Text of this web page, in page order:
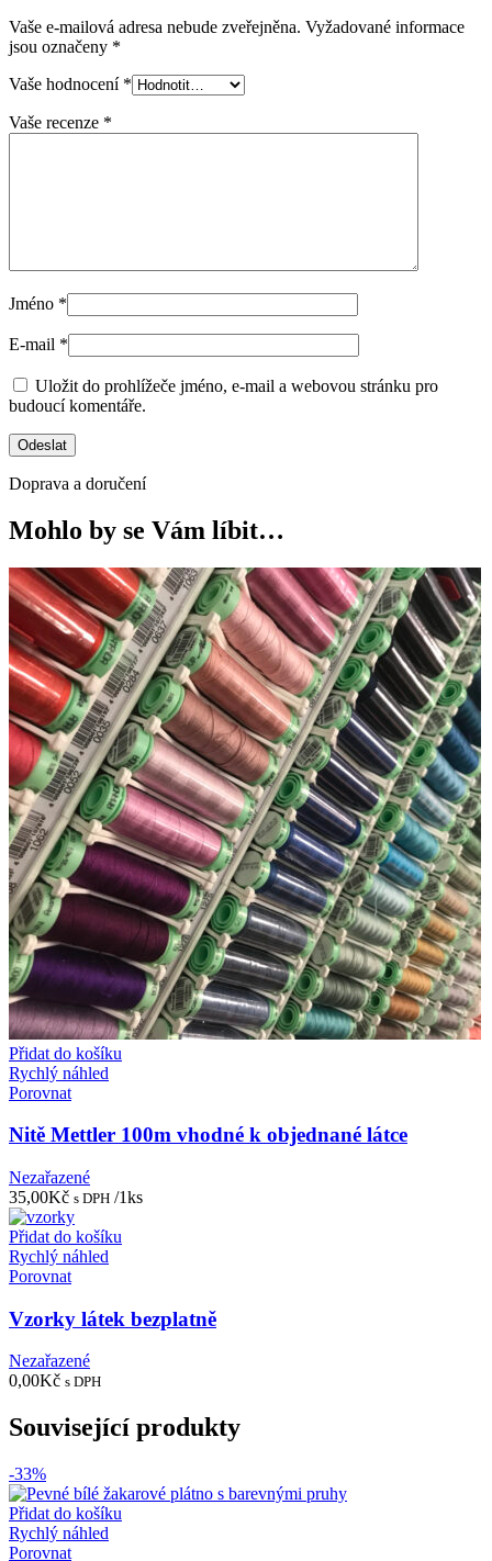
Vaše e-mailová adresa nebude zveřejněna. Vyžadované informace
jsou označeny *
Vaše hodnocení *
Vaše recenze *
Jméno *
E-mail *
Uložit do prohlížeče jméno, e-mail a webovou stránku pro
budoucí komentáře.
Doprava a doručení
Mohlo by se Vám líbit…
Přidat do košíku
Rychlý náhled
Porovnat
Nitě Mettler 100m vhodné k objednané látce
Nezařazené
35,00Kč s DPH /1ks
Přidat do košíku
Rychlý náhled
Porovnat
Vzorky látek bezplatně
Nezařazené
0,00Kč s DPH
Související produkty
-33%
Přidat do košíku
Rychlý náhled
Porovnat